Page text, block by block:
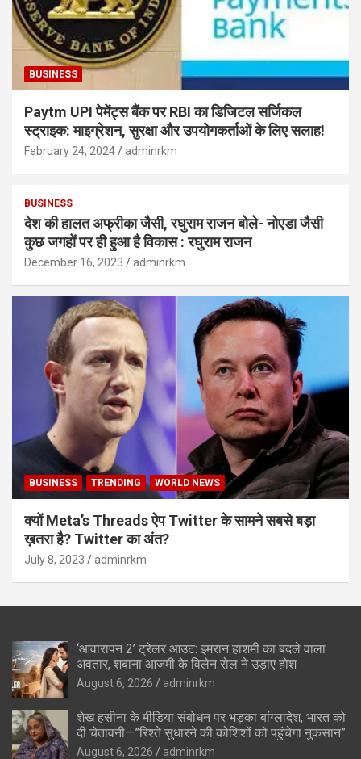
BUSINESS
Paytm UPI पेमेंट्स बैंक पर RBI का डिजिटल सर्जिकल
स्ट्राइक: माइग्रेशन, सुरक्षा और उपयोगकर्ताओं के लिए सलाह!
February 24, 2024 adminrkm
BUSINESS
देश की हालत अफ्रीका जैसी, रघुराम राजन बोले- नोएडा जैसी
कुछ जगहों पर ही हुआ है विकास : रघुराम राजन
December 16, 2023 adminrkm
BUSINESS TRENDING WORLD NEWS
क्यों Meta’s Threads ऐप Twitter के सामने सबसे बड़ा
ख़तरा है? Twitter का अंत?
July 8, 2023 adminrkm
‘आवारापन 2’ ट्रेलर आउट: इमरान हाशमी का बदले वाला
अवतार, शबाना आजमी के विलेन रोल ने उड़ाए होश
August 6, 2026 adminrkm
शेख हसीना के मीडिया संबोधन पर भड़का बांग्लादेश, भारत को
दी चेतावनी—”रिश्ते सुधारने की कोशिशों को पहुंचेगा नुकसान”
August 6, 2026 adminrkm